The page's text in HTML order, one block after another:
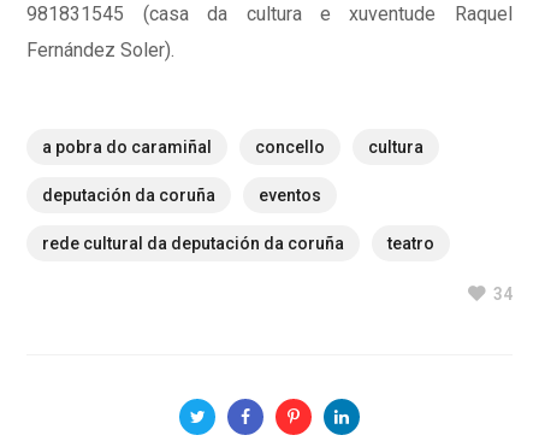
981831545 (casa da cultura e xuventude Raquel
Fernández Soler).
a pobra do caramiñal concello cultura
deputación da coruña eventos
rede cultural da deputación da coruña teatro
34